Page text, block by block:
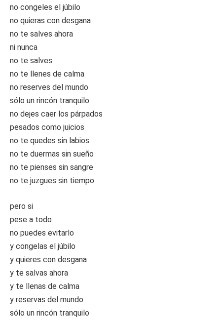
no congeles el júbilo
no quieras con desgana
no te salves ahora
ni nunca
no te salves
no te llenes de calma
no reserves del mundo
sólo un rincón tranquilo
no dejes caer los párpados
pesados como juicios
no te quedes sin labios
no te duermas sin sueño
no te pienses sin sangre
no te juzgues sin tiempo
pero si
pese a todo
no puedes evitarlo
y congelas el júbilo
y quieres con desgana
y te salvas ahora
y te llenas de calma
y reservas del mundo
sólo un rincón tranquilo